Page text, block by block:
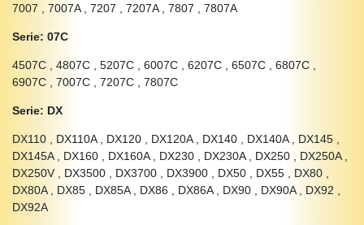
7007 , 7007A , 7207 , 7207A , 7807 , 7807A
Serie: 07C
4507C , 4807C , 5207C , 6007C , 6207C , 6507C , 6807C ,
6907C , 7007C , 7207C , 7807C
Serie: DX
DX110 , DX110A , DX120 , DX120A , DX140 , DX140A , DX145 ,
DX145A , DX160 , DX160A , DX230 , DX230A , DX250 , DX250A ,
DX250V , DX3500 , DX3700 , DX3900 , DX50 , DX55 , DX80 ,
DX80A , DX85 , DX85A , DX86 , DX86A , DX90 , DX90A , DX92 ,
DX92A